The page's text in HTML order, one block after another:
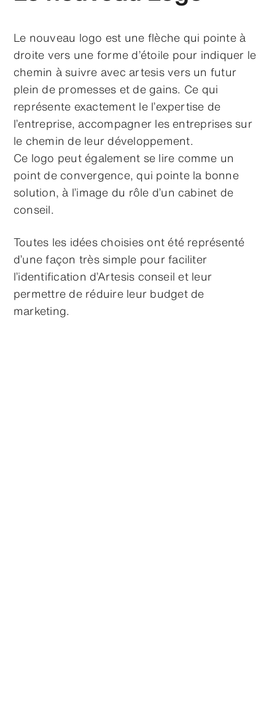
Le nouveau logo est une flèche qui pointe à
droite vers une forme d’étoile pour indiquer le
chemin à suivre avec artesis vers un futur
plein de promesses et de gains. Ce qui
représente exactement le l’expertise de
l’entreprise, accompagner les entreprises sur
le chemin de leur développement.
Ce logo peut également se lire comme un
point de convergence, qui pointe la bonne
solution, à l’image du rôle d’un cabinet de
conseil.
Toutes les idées choisies ont été représenté
d’une façon très simple pour faciliter
l’identification d’Artesis conseil et leur
permettre de réduire leur budget de
marketing.